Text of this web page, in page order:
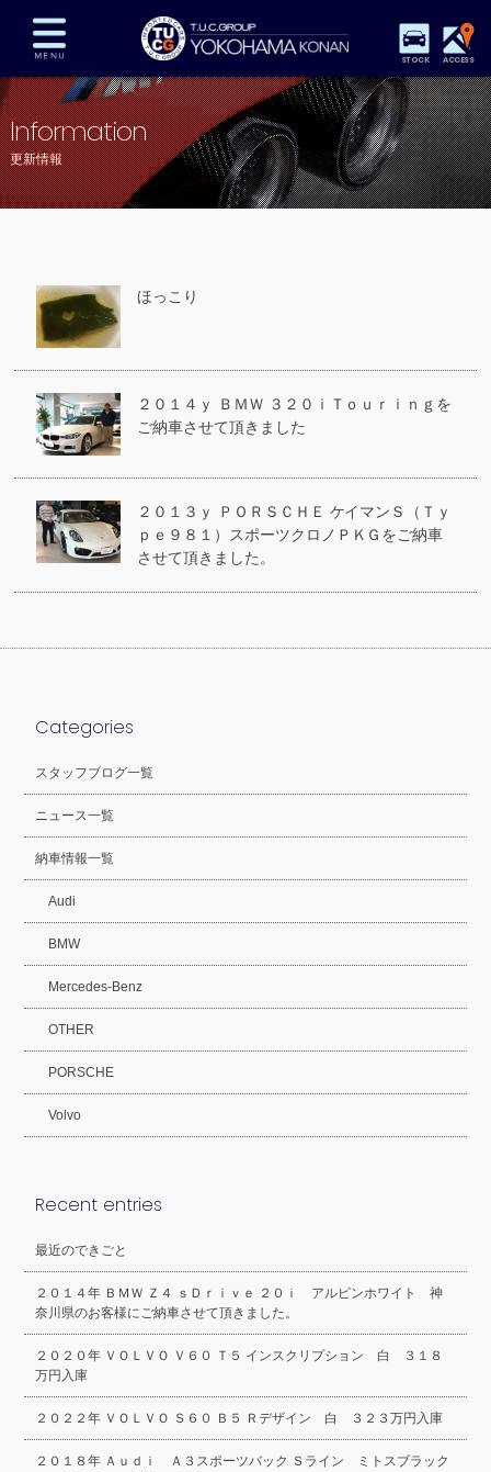
STOCK ACCESS
在庫車両情報 保証&サービス パーツリスト
TUCとは？ 店舗情報 アクセスマップ
全国納車 特別作業 注文販売
プライバシーポリシー
Information
更新情報
ほっこり
２０１４ｙ ＢＭＷ ３２０ｉＴｏｕｒｉｎｇを
ご納車させて頂きました
２０１３ｙ ＰＯＲＳＣＨＥ ケイマンＳ（Ｔｙ
ｐｅ９８１）スポーツクロノＰＫＧをご納車
させて頂きました。
Categories
スタッフブログ一覧
ニュース一覧
納車情報一覧
Audi
BMW
Mercedes-Benz
OTHER
PORSCHE
Volvo
Recent entries
最近のできごと
２０１４年 ＢＭＷ Ｚ４ ｓＤｒｉｖｅ ２０ｉ アルピンホワイト 神
奈川県のお客様にご納車させて頂きました。
２０２０年 ＶＯＬＶＯ Ｖ６０ Ｔ５ インスクリプション 白 ３１８
万円入庫
２０２２年 ＶＯＬＶＯ Ｓ６０ Ｂ５ Ｒデザイン 白 ３２３万円入庫
２０１８年 Ａｕｄｉ Ａ３スポーツバック Ｓライン ミトスブラック